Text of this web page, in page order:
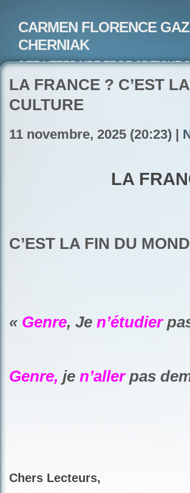
CARMEN FLORENCE
CHERNIAK
SITE LITTERAIRE ET DE CRITIQUE
LA FRANCE ? C’EST
CULTURE
11 novembre, 2025 (20:23) |
LA
C’EST LA FIN DU
« Genre, Je n’étudier
Genre, je n’allerpas
Chers Lecteurs,